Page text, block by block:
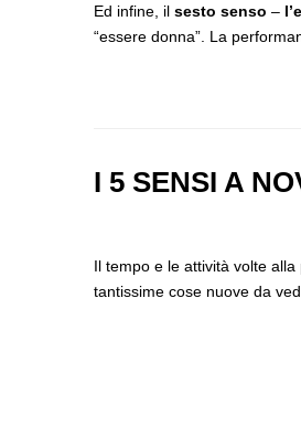
Ed infine, il sesto senso –
“essere donna”. La
I 5 SENSI A
Il tempo e le attività volte alla
tantissime cose nuove da